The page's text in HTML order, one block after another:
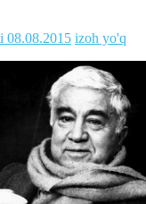
08.08.2015 izoh yo'q